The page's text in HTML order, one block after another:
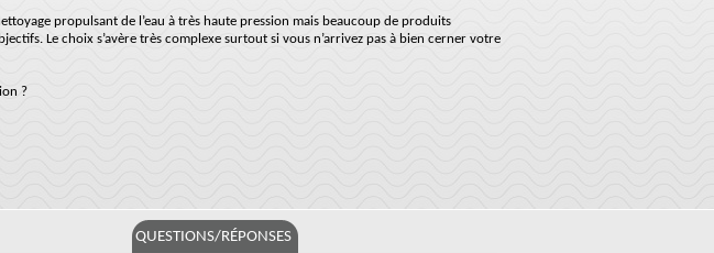
propulsant de l’eau à très haute pression mais beaucoup de produits
Le choix s’avère très complexe surtout si vous n’arrivez pas à bien cerner votre
?
QUESTIONS/RÉPONSES